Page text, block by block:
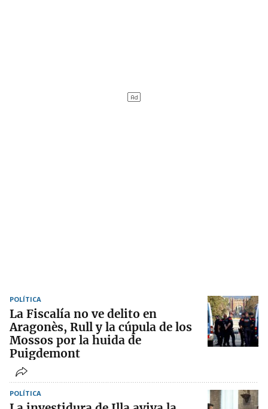
POLÍTICA
La Fiscalía no ve delito en
Aragonès, Rull y la cúpula de los
Mossos por la huida de
Puigdemont
POLÍTICA